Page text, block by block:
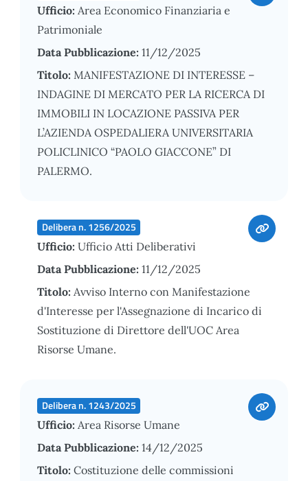
Ufficio: Area Economico Finanziaria e
Patrimoniale
Data Pubblicazione: 11/12/2025
Titolo: MANIFESTAZIONE DI INTERESSE –
INDAGINE DI MERCATO PER LA RICERCA DI
IMMOBILI IN LOCAZIONE PASSIVA PER
L’AZIENDA OSPEDALIERA UNIVERSITARIA
POLICLINICO “PAOLO GIACCONE” DI
PALERMO.
Delibera n. 1256/2025
Ufficio: Ufficio Atti Deliberativi
Data Pubblicazione: 11/12/2025
Titolo: Avviso Interno con Manifestazione
d'Interesse per l'Assegnazione di Incarico di
Sostituzione di Direttore dell'UOC Area
Risorse Umane.
Delibera n. 1243/2025
Ufficio: Area Risorse Umane
Data Pubblicazione: 14/12/2025
Titolo: Costituzione delle commissioni